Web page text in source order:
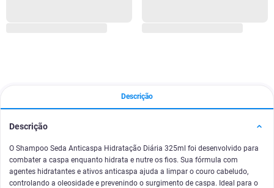
Descrição
Descrição
O Shampoo Seda Anticaspa Hidratação Diária 325ml foi desenvolvido para
combater a caspa enquanto hidrata e nutre os fios. Sua fórmula com
agentes hidratantes e ativos anticaspa ajuda a limpar o couro cabeludo,
controlando a oleosidade e prevenindo o surgimento de caspa. Ideal para o